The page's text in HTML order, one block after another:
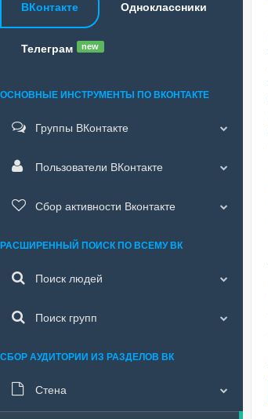
ВКонтакте Одноклассники
Телеграм new
ОСНОВНЫЕ ИНСТРУМЕНТЫ ПО ВКОНТАКТЕ
Группы ВКонтакте
Пользователи ВКонтакте
Сбор активности Вконтакте
РАСШИРЕННЫЙ ПОИСК ПО ВСЕМУ ВК
Поиск людей
Поиск групп
СБОР АУДИТОРИИ ИЗ РАЗДЕЛОВ ВК
Стена